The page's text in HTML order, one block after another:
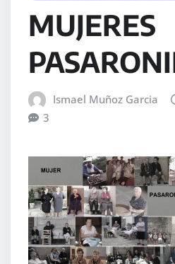
MUJERES
Ismael Muñoz Garcia
3